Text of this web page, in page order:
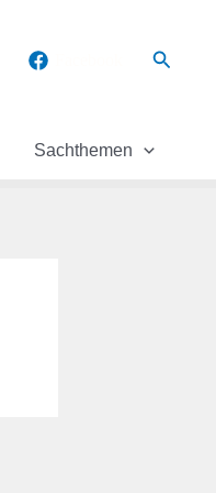
Suchen
Sachthemen